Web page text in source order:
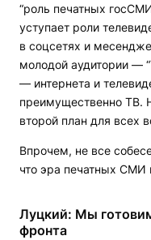
“роль печатных
уступает роли
в соцсетях и
молодой аудитории —
— интернета и
преимущественно ТВ.
второй план для всех
Впрочем, не все
что эра печатных СМИ
Луцкий: Мы
фронта